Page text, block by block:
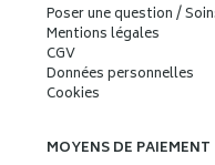
Poser une question /
Mentions légales
CGV
Données personnelles
Cookies
MOYENS DE PAIEMENT